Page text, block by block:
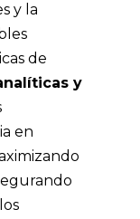
y la
de
y
en